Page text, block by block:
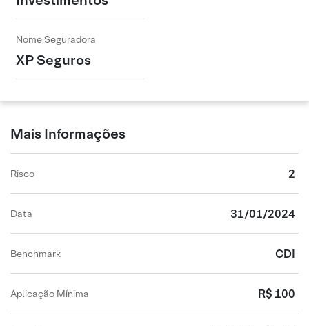
Nome Seguradora
XP Seguros
Mais Informações
Risco 2
Data 31/01/2024
Benchmark CDI
Aplicação Mínima R$ 100